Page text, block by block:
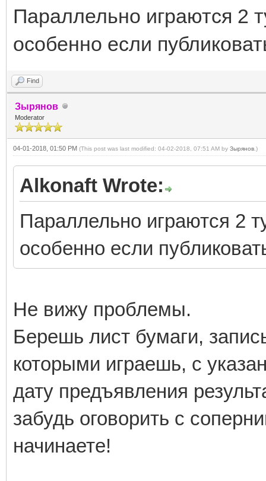
Параллельно играются 2
особенно если
Find
Зырянов
Moderator
04-01-2018, 01:50 PM (This post was last modified: 04-02-2018, 07:51 AM by Зырянов .)
Alkonaft Wrote:
Параллельно играются 2
особенно если
Не вижу проблемы.
Берешь лист бумаги,
которыми играешь, с
дату предъявления
забудь оговорить с
начинаете!